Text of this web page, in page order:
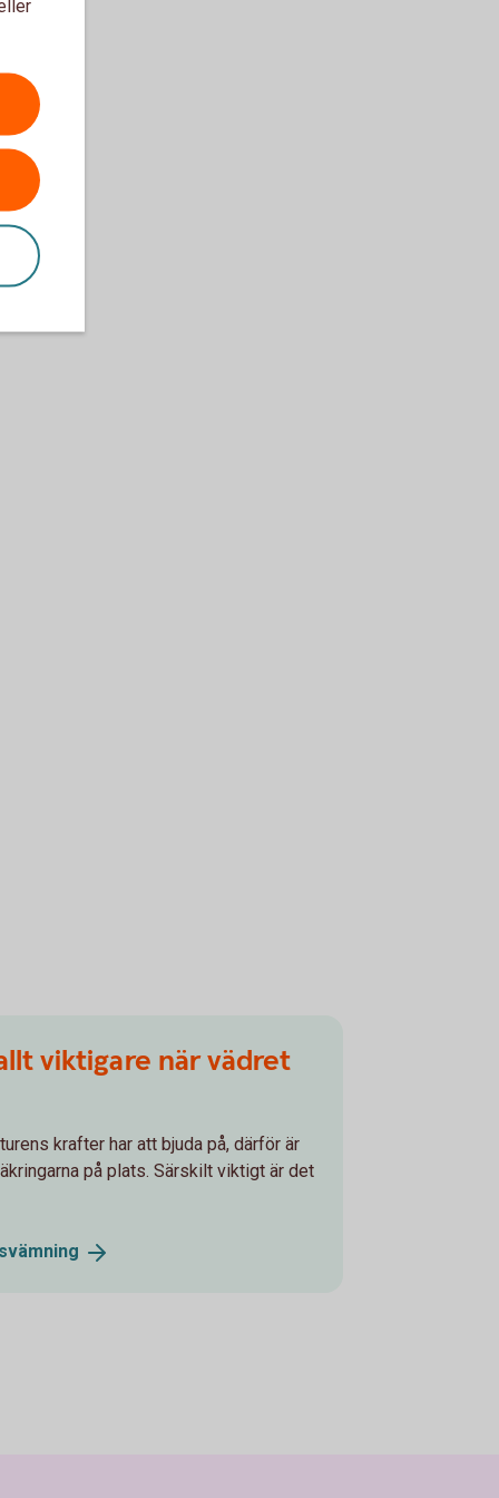
viktigare när vädret
krafter har att bjuda på, därför är
på plats. Särskilt viktigt är det